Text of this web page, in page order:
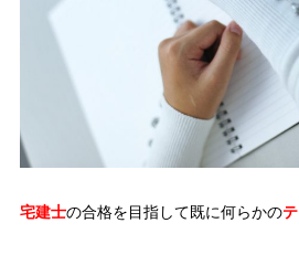
宅建士の合格を目指して既に何らかの